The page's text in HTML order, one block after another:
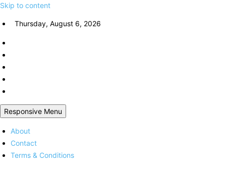
Skip to content
Thursday, August 6, 2026
Responsive Menu
About
Contact
Terms & Conditions